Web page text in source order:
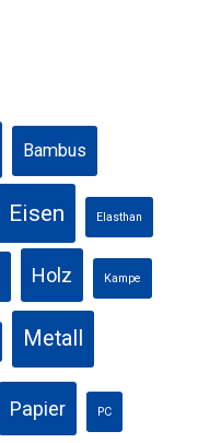
Bambus
Eisen Elasthan
Holz Kampe
Metall
Papier PC